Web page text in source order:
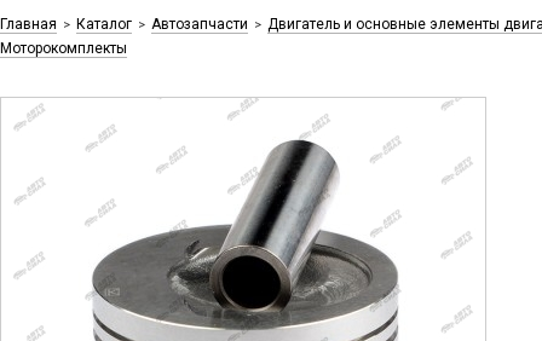
Главная > Каталог > Автозапчасти > Двигатель и основные элементы
Моторокомплекты